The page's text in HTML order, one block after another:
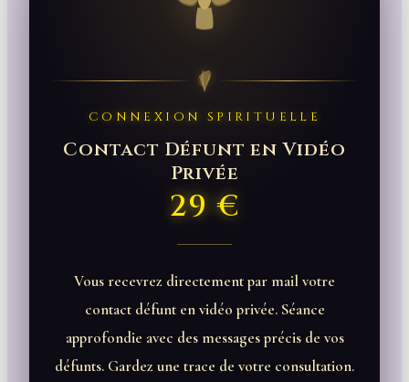
CONNEXION SPIRITUELLE
Contact Défunt en Vidéo
Privée
29 €
Vous recevrez directement par mail votre
contact défunt en vidéo privée. Séance
approfondie avec des messages précis de vos
défunts. Gardez une trace de votre consultation.